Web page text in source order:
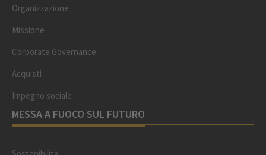
Organizzazione
Missione
Corporate Governance
Acquisti
Impegno sociale
MESSA A FUOCO SUL FUTURO